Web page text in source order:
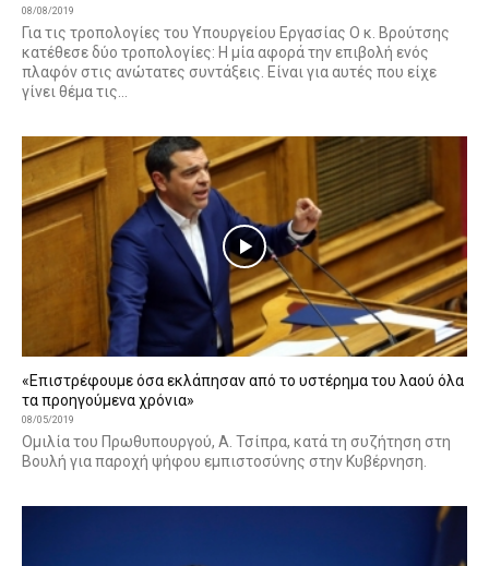
08/08/2019
Για τις τροπολογίες του Υπουργείου Εργασίας Ο κ. Βρούτσης
κατέθεσε δύο τροπολογίες: Η μία αφορά την επιβολή ενός
πλαφόν στις ανώτατες συντάξεις. Είναι για αυτές που είχε
γίνει θέμα τις...
«Επιστρέφουμε όσα εκλάπησαν από το υστέρημα του λαού όλα
τα προηγούμενα χρόνια»
08/05/2019
Ομιλία του Πρωθυπουργού, Α. Τσίπρα, κατά τη συζήτηση στη
Βουλή για παροχή ψήφου εμπιστοσύνης στην Κυβέρνηση.